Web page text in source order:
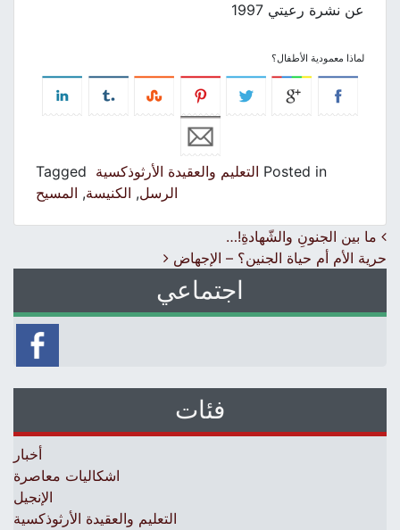
عن نشرة رعيتي 1997
لماذا معمودية الأطفال؟
Posted in التعليم والعقيدة الأرثوذكسية Tagged
الرسل, الكنيسة,المسيح
Post navigation
ما بين الجنونِ والشّهادةِ!…
حرية الأم أم حياة الجنين؟ – الإجهاض
اجتماعي
فئات
أخبار
اشكاليات معاصرة
الإنجيل
التعليم والعقيدة الأرثوذكسية